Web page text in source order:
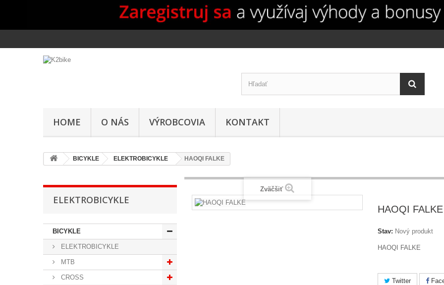
HOME O NÁS VÝROBCOVIA KONTAKT
BICYKLE ELEKTROBICYKLE HAOQI FALKE
ELEKTROBICYKLE
BICYKLE
ELEKTROBICYKLE
MTB
CROSS
Zväčšiť
HAOQI FALKE
Stav: Nový produkt
HAOQI FALKE
Twitter